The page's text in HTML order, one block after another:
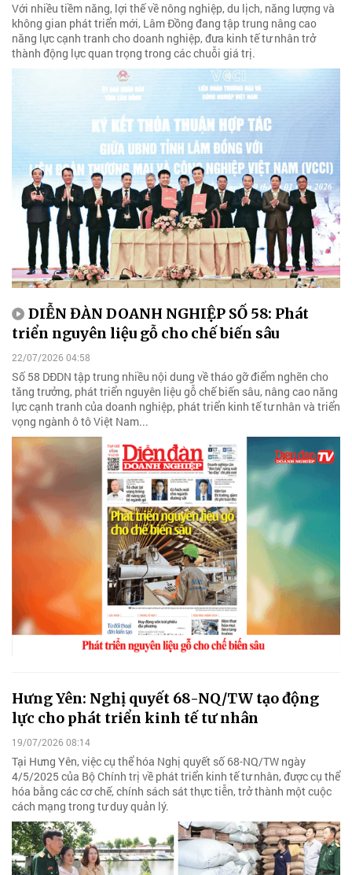
Với nhiều tiềm năng, lợi thế về nông nghiệp, du lịch, năng lượng và
không gian phát triển mới, Lâm Đồng đang tập trung nâng cao
năng lực cạnh tranh cho doanh nghiệp, đưa kinh tế tư nhân trở
thành động lực quan trọng trong các chuỗi giá trị.
DIỄN ĐÀN DOANH NGHIỆP SỐ 58: Phát
triển nguyên liệu gỗ cho chế biến sâu
22/07/2026 04:58
Số 58 DĐDN tập trung nhiều nội dung về tháo gỡ điểm nghẽn cho
tăng trưởng, phát triển nguyên liệu gỗ chế biến sâu, nâng cao năng
lực cạnh tranh của doanh nghiệp, phát triển kinh tế tư nhân và triển
vọng ngành ô tô Việt Nam...
Hưng Yên: Nghị quyết 68-NQ/TW tạo động
lực cho phát triển kinh tế tư nhân
19/07/2026 08:14
Tại Hưng Yên, việc cụ thể hóa Nghị quyết số 68-NQ/TW ngày
4/5/2025 của Bộ Chính trị về phát triển kinh tế tư nhân, được cụ thể
hóa bằng các cơ chế, chính sách sát thực tiễn, trở thành một cuộc
cách mạng trong tư duy quản lý.